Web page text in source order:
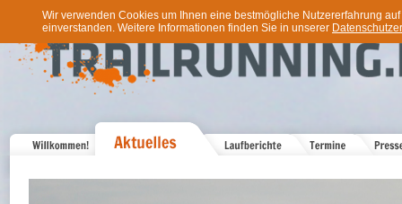
Wir verwenden Cookies um Ihnen eine bestmögliche Nutzererfahrung
einverstanden. Weitere Informationen finden Sie in unserer